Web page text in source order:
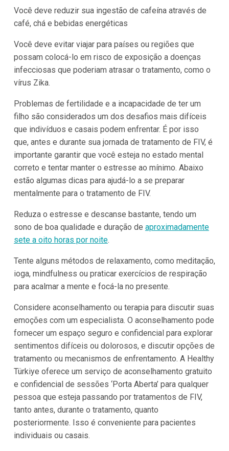
Você deve reduzir sua ingestão de cafeína através de
café, chá e bebidas energéticas
Você deve evitar viajar para países ou regiões que
possam colocá-lo em risco de exposição a doenças
infecciosas que poderiam atrasar o tratamento, como o
vírus Zika.
Problemas de fertilidade e a incapacidade de ter um
filho são considerados um dos desafios mais difíceis
que indivíduos e casais podem enfrentar. É por isso
que, antes e durante sua jornada de tratamento de FIV, é
importante garantir que você esteja no estado mental
correto e tentar manter o estresse ao mínimo. Abaixo
estão algumas dicas para ajudá-lo a se preparar
mentalmente para o tratamento de FIV.
Reduza o estresse e descanse bastante, tendo um
sono de boa qualidade e duração de aproximadamente
sete a oito horas por noite.
Tente alguns métodos de relaxamento, como meditação,
ioga, mindfulness ou praticar exercícios de respiração
para acalmar a mente e focá-la no presente.
Considere aconselhamento ou terapia para discutir suas
emoções com um especialista. O aconselhamento pode
fornecer um espaço seguro e confidencial para explorar
sentimentos difíceis ou dolorosos, e discutir opções de
tratamento ou mecanismos de enfrentamento. A Healthy
Türkiye oferece um serviço de aconselhamento gratuito
e confidencial de sessões ‘Porta Aberta’ para qualquer
pessoa que esteja passando por tratamentos de FIV,
tanto antes, durante o tratamento, quanto
posteriormente. Isso é conveniente para pacientes
individuais ou casais.